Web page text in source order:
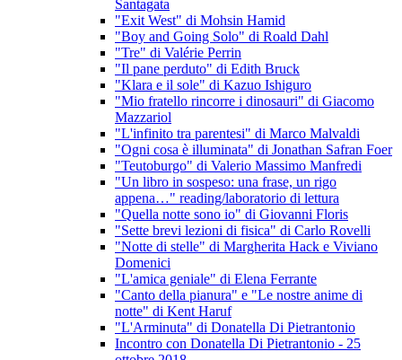
Santagata
"Exit West" di Mohsin Hamid
"Boy and Going Solo" di Roald Dahl
"Tre" di Valérie Perrin
"Il pane perduto" di Edith Bruck
"Klara e il sole" di Kazuo Ishiguro
"Mio fratello rincorre i dinosauri" di Giacomo
Mazzariol
"L'infinito tra parentesi" di Marco Malvaldi
"Ogni cosa è illuminata" di Jonathan Safran Foer
"Teutoburgo" di Valerio Massimo Manfredi
"Un libro in sospeso: una frase, un rigo
appena…" reading/laboratorio di lettura
"Quella notte sono io" di Giovanni Floris
"Sette brevi lezioni di fisica" di Carlo Rovelli
"Notte di stelle" di Margherita Hack e Viviano
Domenici
"L'amica geniale" di Elena Ferrante
"Canto della pianura" e "Le nostre anime di
notte" di Kent Haruf
"L'Arminuta" di Donatella Di Pietrantonio
Incontro con Donatella Di Pietrantonio - 25